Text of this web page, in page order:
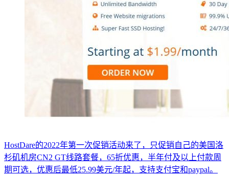
HostDare的2022年第一次促销活动来了，只促销自己的美国洛
杉矶机房CN2 GT线路套餐，65折优惠，半年付及以上付款周
期可选，优惠后最低25.99美元/年起，支持支付宝和paypal。